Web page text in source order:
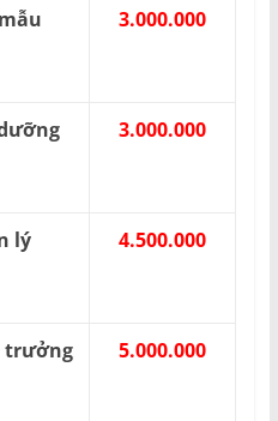
3.000.000
3.000.000
lý
4.500.000
trưởng
5.000.000